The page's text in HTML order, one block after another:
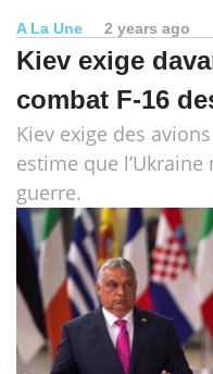
A La Une 2 years ago
Kiev exige
combat F-16
Kiev exige des
estime que
guerre.